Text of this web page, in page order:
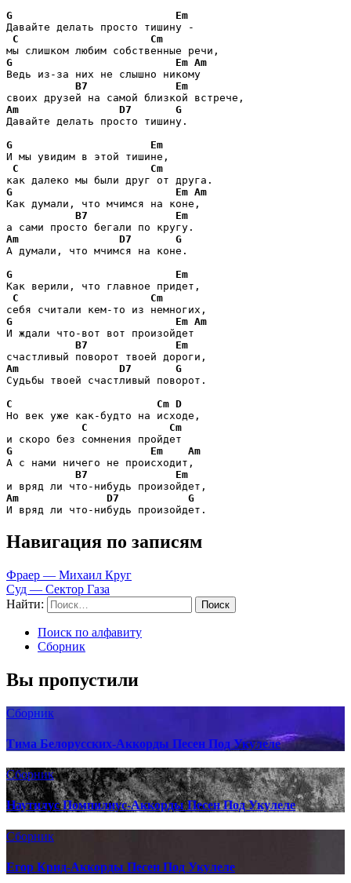
G
Em
Давайте делать просто тишину -
C
Cm
G
Em Am
Ведь из-за них не слышно никому
B7
Em
Am
D7
G
Давайте делать просто тишину.
G
Em
И мы увидим в этой тишине,
C
Cm
G
Em Am
Как думали, что мчимся на коне,
B7
Em
Am
D7
G
А думали, что мчимся на коне.
G
Em
Как верили, что главное придет,
C
Cm
G
Em Am
И ждали что-вот вот произойдет
B7
Em
Am
D7
G
Судьбы твоей счастливый поворот.
C
Cm D
Но век уже как-будто на исходе,
C
Cm
G
Em
Am
А с нами ничего не происходит,
B7
Em
Am
D7
G
И вряд ли что-нибудь произойдет.
Навигация по записям
Фраер — Михаил Круг
Суд — Сектор Газа
Найти:
Поиск по алфавиту
Сборник
Вы пропустили
Сборник
Тима Белорусских-Аккорды Песен Под Укулеле
Сборник
Наутилус Помпилиус-Аккорды Песен Под Укулеле
Сборник
Егор Крид-Аккорды Песен Под Укулеле